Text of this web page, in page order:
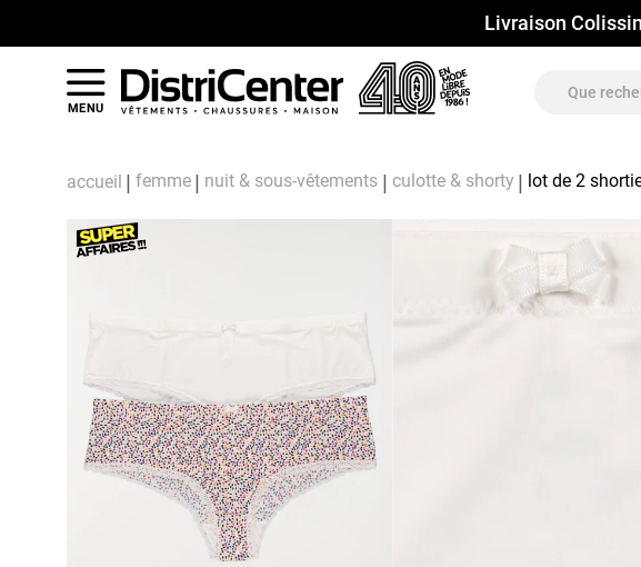
Livraison
MENU
accueil femme nuit & sous-vêtements culotte & shorty lot de 2